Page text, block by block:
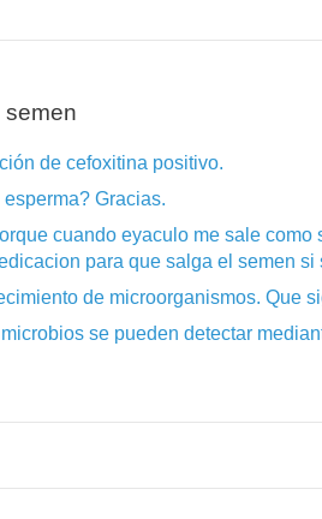
semen
de cefoxitina positivo.
Gracias.
cuando eyaculo me sale
para que salga el semen si
de microorganismos. Que
se pueden detectar